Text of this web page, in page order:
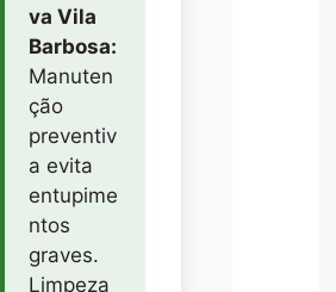
va Vila
Barbosa:
Manuten
ção
preventiv
a evita
entupime
ntos
graves.
Limpeza